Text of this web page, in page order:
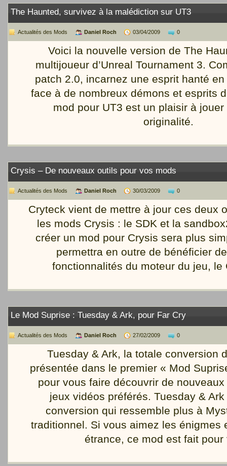
The Haunted, survivez à la malédiction sur UT3
Actualités des Mods Daniel Roch 03/04/2009 0
Voici la nouvelle version de The
multijoueur d’Unreal Tournament 3.
patch 2.0, incarnez une esprit hanté
face à de nombreux démons et esprits
mod pour UT3 est un plaisir à
originalité.
Crysis – De nouveaux outils pour vos mods
Actualités des Mods Daniel Roch 30/03/2009 0
Cryteck vient de mettre à jour ces deux
les mods Crysis : le SDK et la
créer un mod pour Crysis sera plus
permettra en outre de bénéficier
fonctionnalités du moteur du jeu, le
Le Mod Suprise : Tuesday & Ark, pour Far Cry
Actualités des Mods Daniel Roch 27/02/2009 0
Tuesday & Ark, la totale conversion
présentée dans le premier « Mod
pour vous faire découvrir de
jeux vidéos préférés. Tuesday &
conversion qui ressemble plus à
traditionnel. Si vous aimez les énigmes
étrance, ce mod est fait pour